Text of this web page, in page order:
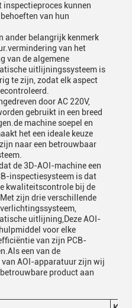
kunnen
van hun
ander belangrijk kenmerk
van het
van de algemene
uitlijningssysteem is
te zijn, zodat elk aspect
door AC 220V,
gebruikt in een breed
machine soepel en
het een ideale keuze
naar een betrouwbaar
de 3D-AOI-machine een
inspectiesysteem is dat
kwaliteitscontrole bij de
zijn drie verschillende
uitlijning,Deze AOI-
voor elke
van zijn PCB-
een van de
AOI-apparatuur zijn wij
product aan